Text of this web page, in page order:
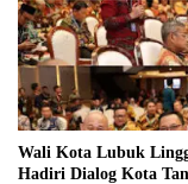
Wali Kota Lubuk
Hadiri Dialog Kota